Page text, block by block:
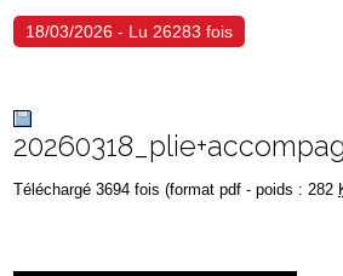
Contacts
18/03/2026 - Lu 26283 fois
Téléchargé 3694 fois (format pdf - poids : 282